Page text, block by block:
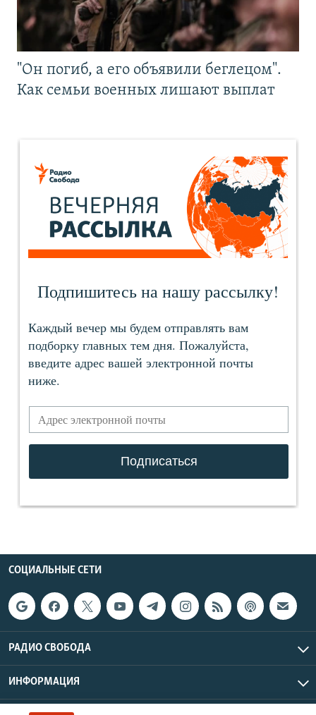
"Он погиб, а его объявили беглецом".
Как семьи военных лишают выплат
СОЦИАЛЬНЫЕ СЕТИ
РАДИО СВОБОДА
ИНФОРМАЦИЯ